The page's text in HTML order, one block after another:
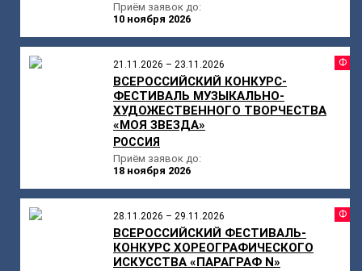
Приём заявок до:
10 ноября 2026
21.11.2026 – 23.11.2026
ВСЕРОССИЙСКИЙ КОНКУРС-
ФЕСТИВАЛЬ МУЗЫКАЛЬНО-
ХУДОЖЕСТВЕННОГО ТВОРЧЕСТВА
«МОЯ ЗВЕЗДА»
РОССИЯ
Приём заявок до:
18 ноября 2026
28.11.2026 – 29.11.2026
ВСЕРОССИЙСКИЙ ФЕСТИВАЛЬ-
КОНКУРС ХОРЕОГРАФИЧЕСКОГО
ИСКУССТВА «ПАРАГРАФ N»